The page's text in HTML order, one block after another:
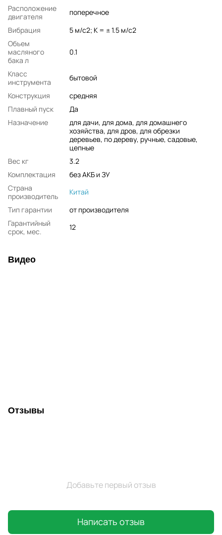
Расположение
двигателя
поперечное
Вибрация
5 м/с2; K = ± 1.5 м/с2
Объем
масляного
бака л
0.1
Класс
инструмента
бытовой
Конструкция
средняя
Плавный пуск
Да
Назначение
для дачи, для дома, для домашнего
хозяйства, для дров, для обрезки
деревьев, по дереву, ручные, садовые,
цепные
Вес кг
3.2
Комплектация
без АКБ и ЗУ
Страна
производитель
Китай
Тип гарантии
от производителя
Гарантийный
срок, мес.
12
Видео
Отзывы
Добавьте первый отзыв
Написать отзыв